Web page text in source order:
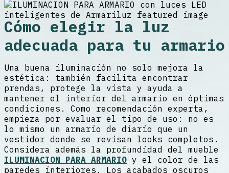
Cómo elegir la luz
adecuada para tu armario
Una buena iluminación no solo mejora la
estética: también facilita encontrar
prendas, protege la vista y ayuda a
mantener el interior del armario en óptimas
condiciones. Como recomendación experta,
empieza por evaluar el tipo de uso: no es
lo mismo un armario de diario que un
vestidor donde se revisan looks completos.
Considera además la profundidad del mueble
ILUMINACION PARA ARMARIO y el color de las
paredes interiores. Los acabados oscuros